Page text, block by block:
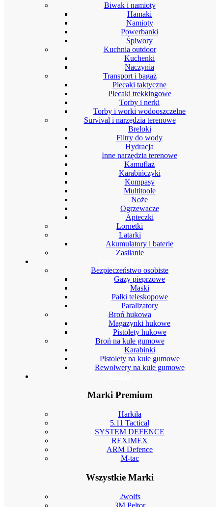
Biwak i namioty
Hamaki
Namioty
Powerbanki
Śpiwory
Kuchnia outdoor
Kuchenki
Naczynia
Transport i bagaż
Plecaki taktyczne
Plecaki trekkingowe
Torby i nerki
Torby i worki wodooszczelne
Survival i narzędzia terenowe
Breloki
Filtry do wody
Hydracja
Inne narzędzia terenowe
Kamuflaż
Karabińczyki
Kompasy
Multitoole
Noże
Ogrzewacze
Apteczki
Lornetki
Latarki
Akumulatory i baterie
Zasilanie
Bezpieczeństwo osobiste
Gazy pieprzowe
Maski
Pałki teleskopowe
Paralizatory
Broń hukowa
Magazynki hukowe
Pistolety hukowe
Broń na kule gumowe
Karabinki
Pistolety na kule gumowe
Rewolwery na kule gumowe
Marki Premium
Harkila
5.11 Tactical
SYSTEM DEFENCE
REXIMEX
ARM Defence
M-tac
Wszystkie Marki
2wolfs
3M Peltor